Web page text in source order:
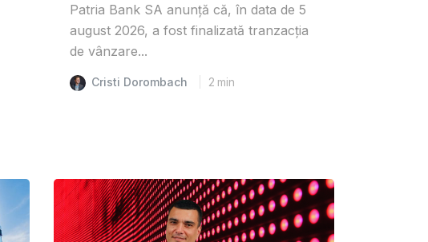
Patria Bank SA anunță că, în data de 5
august 2026, a fost finalizată tranzacția
de vânzare...
Cristi Dorombach 2 min